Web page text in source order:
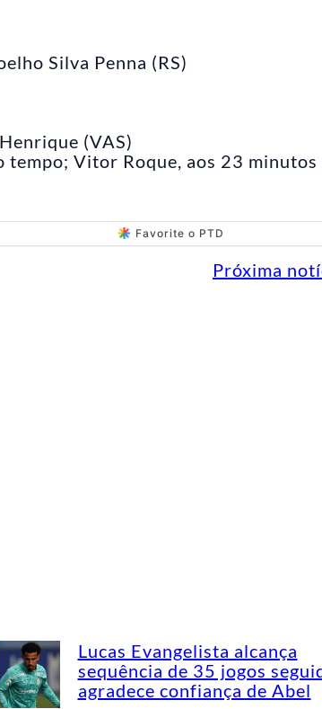
Silva Penna (RS)
(VAS)
tempo; Vitor Roque, aos 23 minutos
Favorite o PTD
Próxima
Lucas Evangelista alcança
sequência de 35 jogos
agradece confiança de Abel